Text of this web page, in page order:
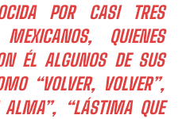
POR CASI TRES
QUIENES
ÉL ALGUNOS DE SUS
“VOLVER, VOLVER”,
“LÁSTIMA QUE